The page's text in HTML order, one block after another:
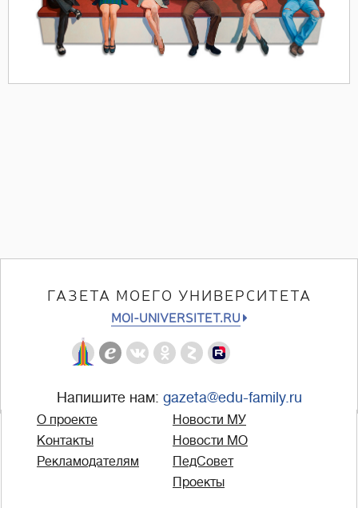
ГАЗЕТА МОЕГО УНИВЕРСИТЕТА
MOI-UNIVERSITET.RU
Напишите нам: gazeta@edu-family.ru
О проекте
Контакты
Рекламодателям
Новости МУ
Новости МО
ПедСовет
Проекты